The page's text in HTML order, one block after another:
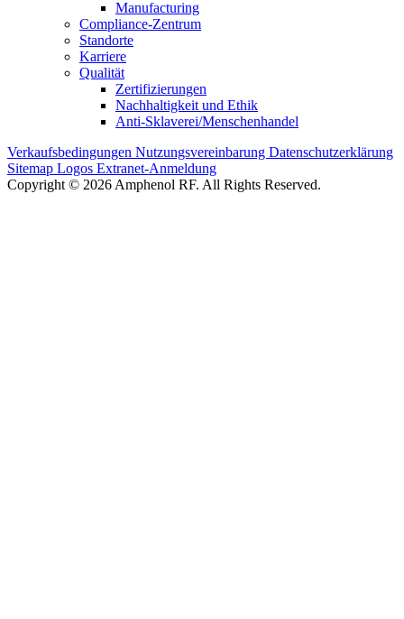
Manufacturing
Compliance-Zentrum
Standorte
Karriere
Qualität
Zertifizierungen
Nachhaltigkeit und Ethik
Anti-Sklaverei/Menschenhandel
Verkaufsbedingungen Nutzungsvereinbarung Datenschutzerklärung
Sitemap Logos Extranet-Anmeldung
Copyright © 2026 Amphenol RF. All Rights Reserved.